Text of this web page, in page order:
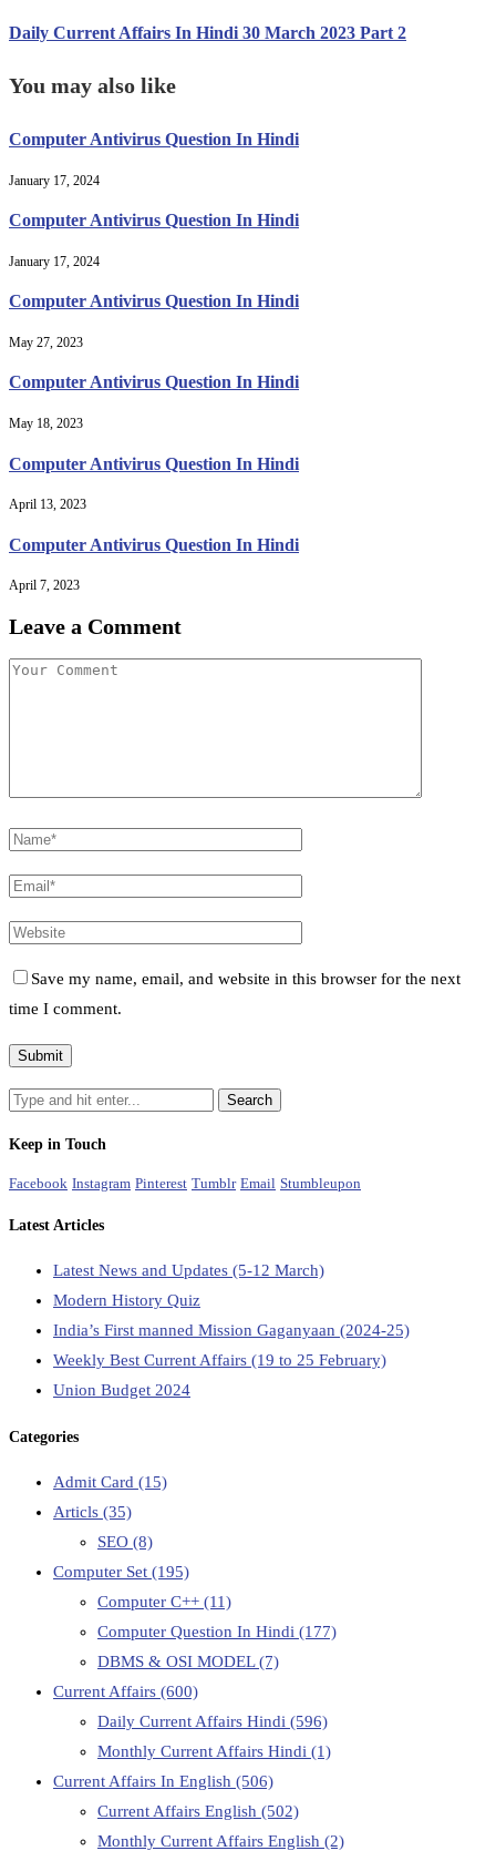
Daily Current Affairs In Hindi 30 March 2023 Part 2
You may also like
Computer Antivirus Question In Hindi
January 17, 2024
Computer Antivirus Question In Hindi
January 17, 2024
Computer Antivirus Question In Hindi
May 27, 2023
Computer Antivirus Question In Hindi
May 18, 2023
Computer Antivirus Question In Hindi
April 13, 2023
Computer Antivirus Question In Hindi
April 7, 2023
Leave a Comment
Save my name, email, and website in this browser for the next
time I comment.
Keep in Touch
Facebook Instagram Pinterest Tumblr Email Stumbleupon
Latest Articles
Latest News and Updates (5-12 March)
Modern History Quiz
India’s First manned Mission Gaganyaan (2024-25)
Weekly Best Current Affairs (19 to 25 February)
Union Budget 2024
Categories
Admit Card (15)
Articls (35)
SEO (8)
Computer Set (195)
Computer C++ (11)
Computer Question In Hindi (177)
DBMS & OSI MODEL(7)
Current Affairs (600)
Daily Current Affairs Hindi (596)
Monthly Current Affairs Hindi (1)
Current Affairs In English (506)
Current Affairs English (502)
Monthly Current Affairs English (2)